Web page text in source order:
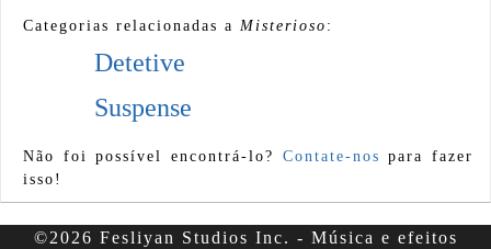
Categorias relacionadas a Misterioso :
Detetive
Suspense
Não foi possível encontrá-lo? Contate-nos para fazer
isso!
©2026 Fesliyan Studios Inc. - Música e efeitos